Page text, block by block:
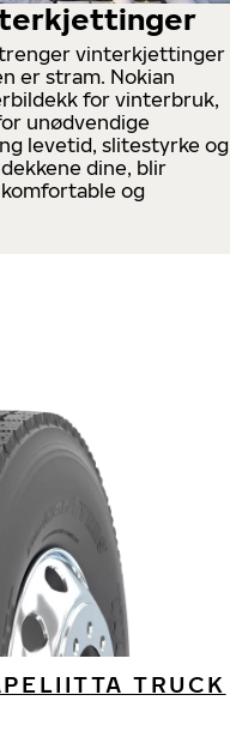
vinterkjettinger
er stram. Nokian
for vinterbruk,
unødvendige
levetid, slitestyrke og
dine, blir
og
TRUCK